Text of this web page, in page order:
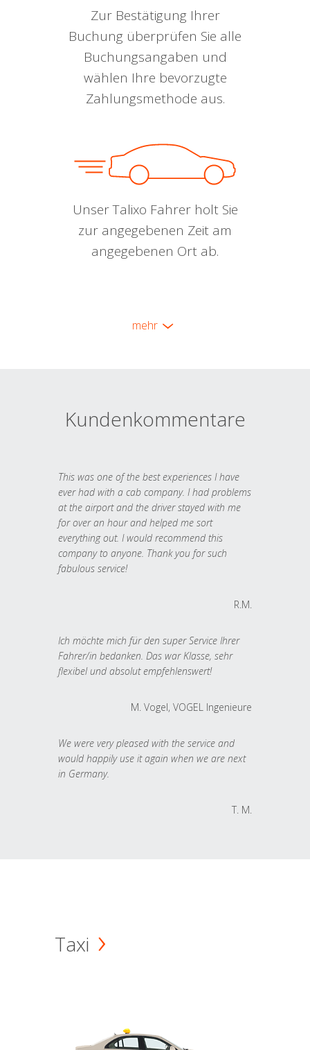
Zur Bestätigung Ihrer
Buchung überprüfen Sie alle
Buchungsangaben und
wählen Ihre bevorzugte
Zahlungsmethode aus.
Unser Talixo Fahrer holt Sie
zur angegebenen Zeit am
angegebenen Ort ab.
mehr
Kundenkommentare
This was one of the best experiences I have
ever had with a cab company. I had problems
at the airport and the driver stayed with me
for over an hour and helped me sort
everything out. I would recommend this
company to anyone. Thank you for such
fabulous service!
R.M.
Ich möchte mich für den super Service Ihrer
Fahrer/in bedanken. Das war Klasse, sehr
flexibel und absolut empfehlenswert!
M. Vogel, VOGEL Ingenieure
We were very pleased with the service and
would happily use it again when we are next
in Germany.
T. M.
Taxi